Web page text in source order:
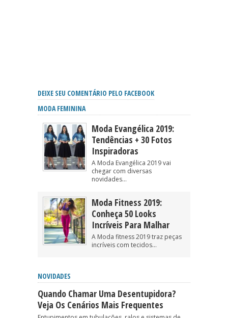
DEIXE SEU COMENTÁRIO PELO FACEBOOK
MODA FEMININA
Moda Evangélica 2019:
Tendências + 30 Fotos
Inspiradoras
A Moda Evangélica 2019 vai
chegar com diversas
novidades...
Moda Fitness 2019:
Conheça 50 Looks
Incríveis Para Malhar
A Moda fitness 2019 traz peças
incríveis com tecidos...
NOVIDADES
Quando Chamar Uma Desentupidora?
Veja Os Cenários Mais Frequentes